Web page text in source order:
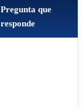
Pregunta que
responde